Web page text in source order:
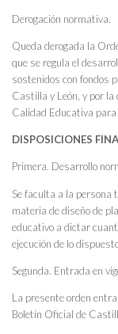
Derogación normativa.
Queda derogada la
que se regula el
sostenidos con fondos
Castilla y León, y por la
Calidad Educativa
DISPOSICIONES
Primera. Desarrollo
Se faculta a la persona
materia de diseño de
educativo a dictar
ejecución de lo
Segunda. Entrada en
La presente orden
Boletín Oficial de